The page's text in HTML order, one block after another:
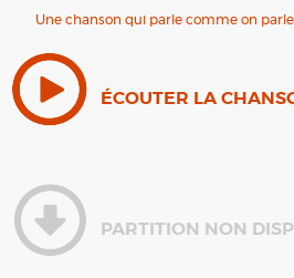
Une chanson qui parle comme on
ÉCOUTER LA
PARTITION NON